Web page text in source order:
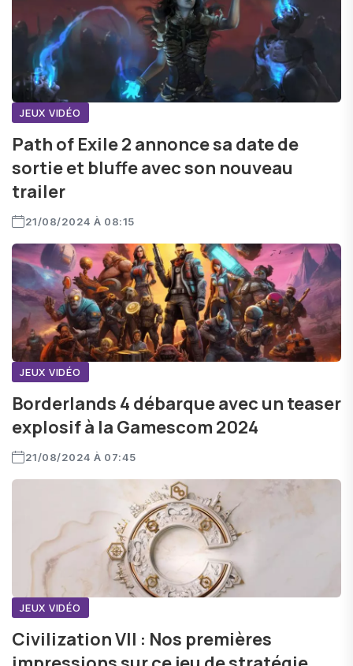
JEUX VIDÉO
Path of Exile 2 annonce sa date de
sortie et bluffe avec son nouveau
trailer
21/08/2024 À 08:15
JEUX VIDÉO
Borderlands 4 débarque avec un teaser
explosif à la Gamescom 2024
21/08/2024 À 07:45
JEUX VIDÉO
Civilization VII : Nos premières